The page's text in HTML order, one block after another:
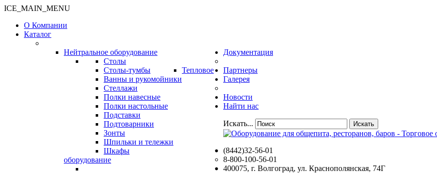
ICE_MAIN_MENU
О Компании
Каталог
Нейтральное оборудование
Столы
Столы-тумбы
Ванны и рукомойники
Стеллажи
Полки навесные
Полки настольные
Подставки
Подтоварники
Зонты
Шпильки и тележки
Шкафы
Тепловое
оборудование
Документация
Партнеры
Галерея
Новости
Найти нас
Искать... Искать
(8442)32-56-01
8-800-100-56-01
400075, г. Волгоград, ул. Краснополянская, 74Г